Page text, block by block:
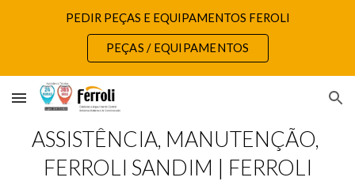
Skip to main content
PEDIR PEÇAS E EQUIPAMENTOS FEROLI
PEÇAS / EQUIPAMENTOS
ASSISTÊNCIA, MANUTENÇÃO,
FERROLI SANDIM | FERROLI